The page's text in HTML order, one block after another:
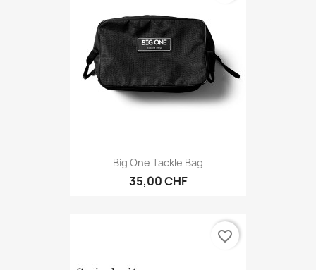
Big One Tackle Bag
35,00 CHF
favorite_border